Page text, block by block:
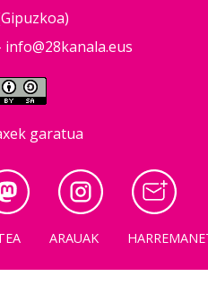
info@28kanala.eus
garatua
ARAUAK